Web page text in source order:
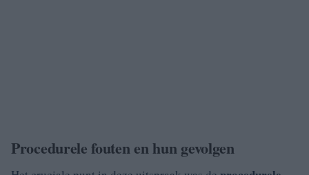
Procedurele fouten en hun gevolgen